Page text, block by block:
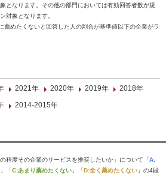
となります。その他の部門においては有効回答者数が規
対象となります。
めたくないと回答した人の割合が基準値以下の企業がラ
2021年 2020年 2019年
2018年
2014-2015年
程度その企業のサービスを推奨したいか」について「A:
」「C:あまり薦めたくない 」「D:全く薦めたくない 」の4段